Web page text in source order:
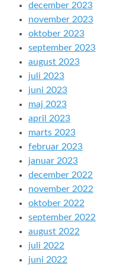
december 2023
november 2023
oktober 2023
september 2023
august 2023
juli 2023
juni 2023
maj 2023
april 2023
marts 2023
februar 2023
januar 2023
december 2022
november 2022
oktober 2022
september 2022
august 2022
juli 2022
juni 2022